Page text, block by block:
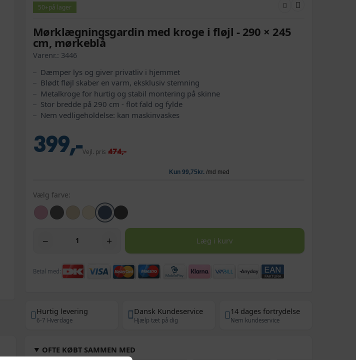
50+på lager
Mørklægningsgardin med kroge i fløjl - 290 × 245
cm, mørkeblå
Varenr.: 3446
Dæmper lys og giver privatliv i hjemmet
Blødt fløjl skaber en varm, eksklusiv stemning
Metalkroge for hurtig og stabil montering på skinne
Stor bredde på 290 cm - flot fald og fylde
Nem vedligeholdelse: kan maskinvaskes
399,-Vejl. pris 474,-
Vælg farve:
− + Læg i kurv
Betal med:
Hurtig levering
6-7 Hverdage
Dansk Kundeservice
Hjælp tæt på dig
14 dages fortrydelse
Nem kundeservice
OFTE KØBT SAMMEN MED